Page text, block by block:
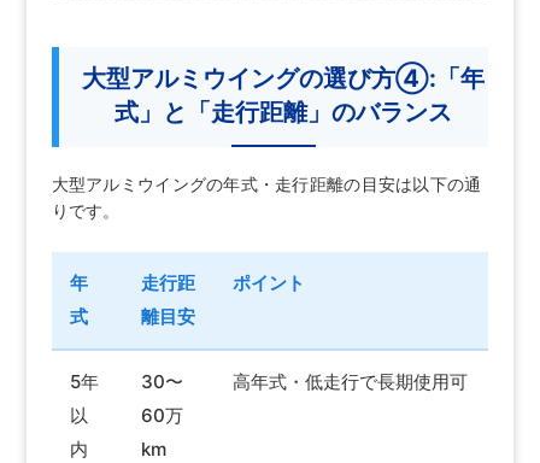
大型アルミウイングの選び方④:「年
式」と「走行距離」のバランス
大型アルミウイングの年式・走行距離の目安は以下の通
りです。
年
式
走行距
離目安
ポイント
5年
以
内
30〜
60万
km
高年式・低走行で長期使用可